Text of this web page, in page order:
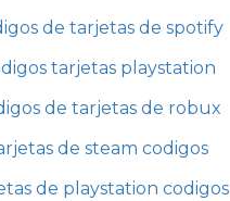
de tarjetas de spotify
tarjetas playstation
de tarjetas de robux
de steam codigos
de playstation codigos